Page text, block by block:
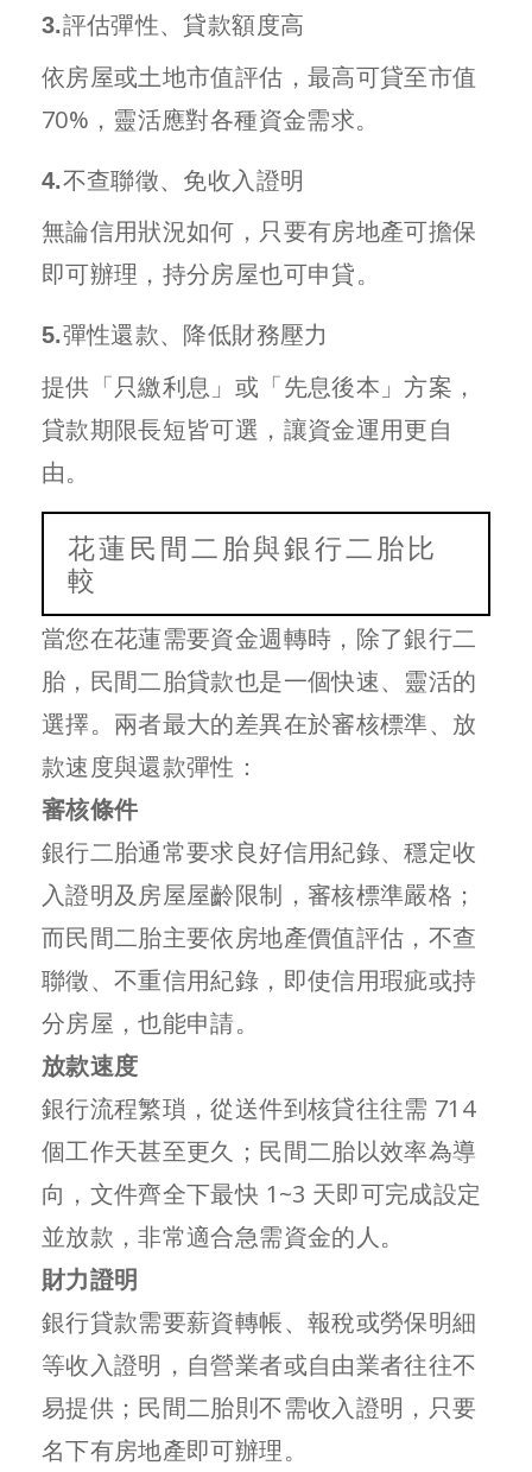
3.評估彈性、貸款額度高
依房屋或土地市值評估，最高可貸至市值
70%，靈活應對各種資金需求。
4.不查聯徵、免收入證明
無論信用狀況如何，只要有房地產可擔保
即可辦理，持分房屋也可申貸。
5.彈性還款、降低財務壓力
提供「只繳利息」或「先息後本」方案，
貸款期限長短皆可選，讓資金運用更自
由。
花蓮民間二胎與銀行二胎比
較
當您在花蓮需要資金週轉時，除了銀行二
胎，民間二胎貸款也是一個快速、靈活的
選擇。兩者最大的差異在於審核標準、放
款速度與還款彈性：
審核條件
銀行二胎通常要求良好信用紀錄、穩定收
入證明及房屋屋齡限制，審核標準嚴格；
而民間二胎主要依房地產價值評估，不查
聯徵、不重信用紀錄，即使信用瑕疵或持
分房屋，也能申請。
放款速度
銀行流程繁瑣，從送件到核貸往往需 714
個工作天甚至更久；民間二胎以效率為導
向，文件齊全下最快 1~3 天即可完成設定
並放款，非常適合急需資金的人。
財力證明
銀行貸款需要薪資轉帳、報稅或勞保明細
等收入證明，自營業者或自由業者往往不
易提供；民間二胎則不需收入證明，只要
名下有房地產即可辦理。